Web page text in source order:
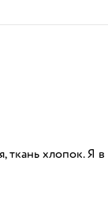
хлопок. Я в